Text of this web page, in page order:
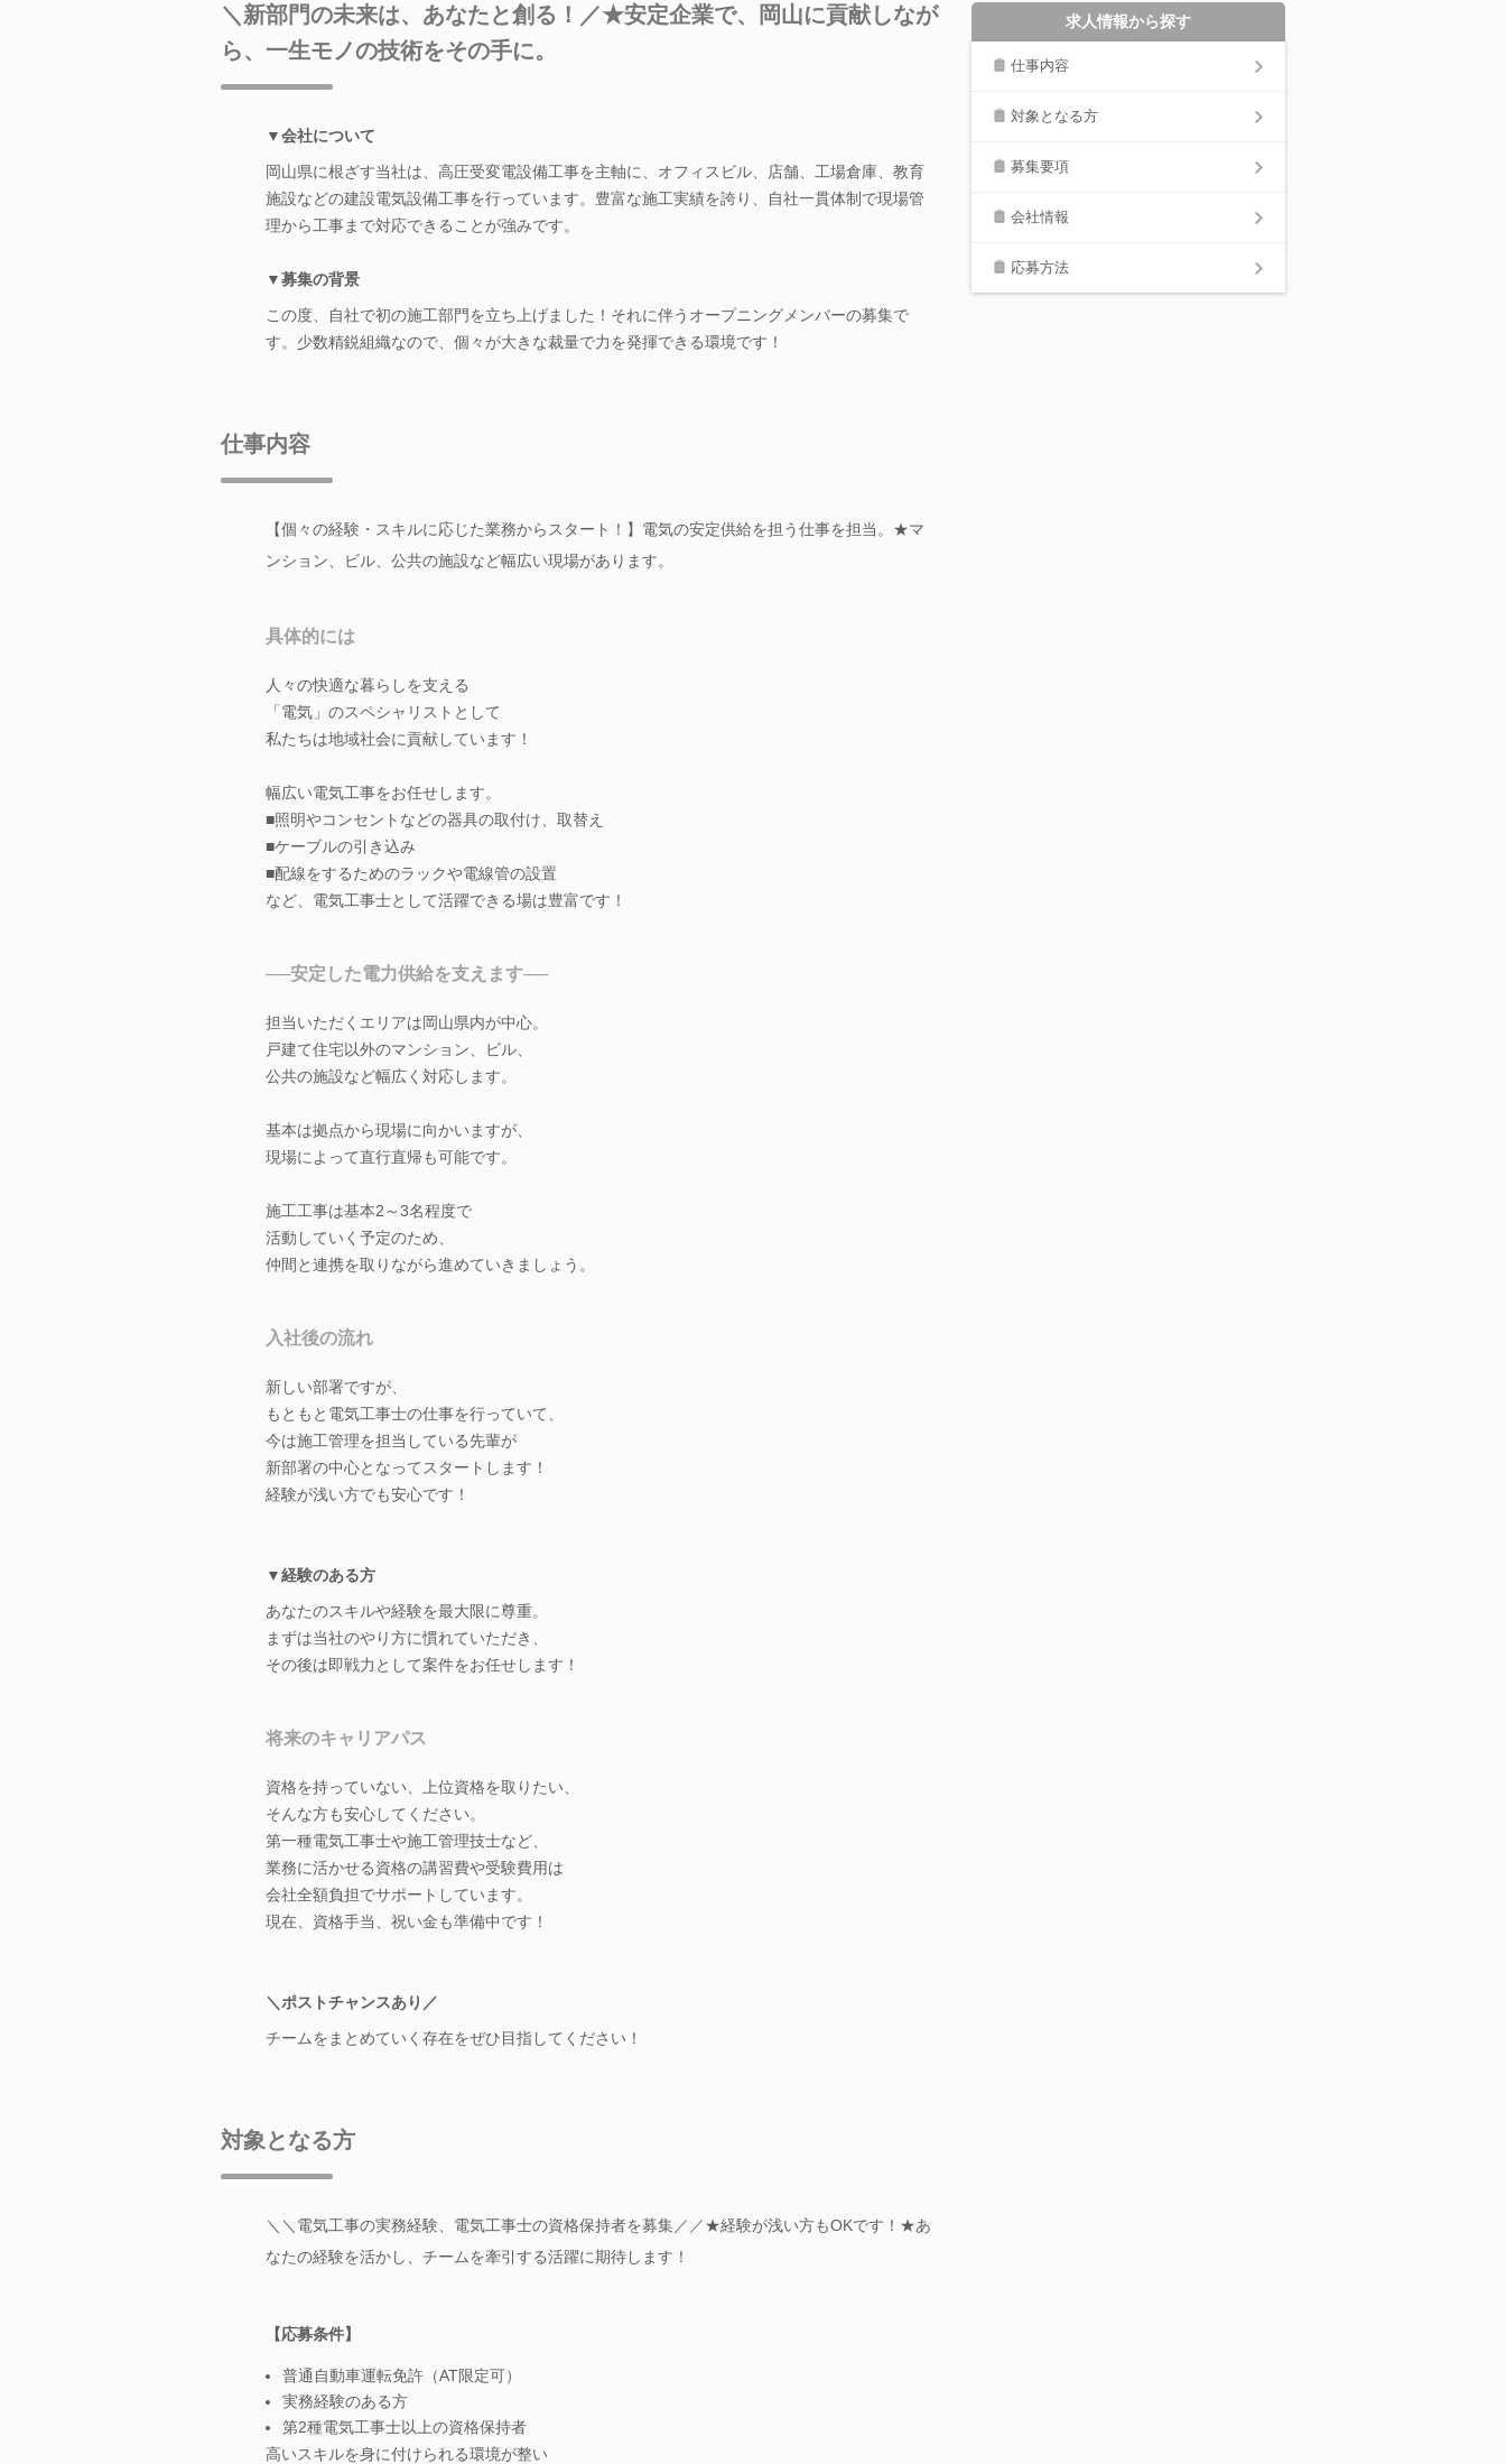
＼新部門の未来は、あなたと創る！／★安定企業で、岡山に貢献しなが
ら、一生モノの技術をその手に。
▼会社について
岡山県に根ざす当社は、高圧受変電設備工事を主軸に、オフィスビル、店舗、工場倉庫、教育
施設などの建設電気設備工事を行っています。豊富な施工実績を誇り、自社一貫体制で現場管
理から工事まで対応できることが強みです。
▼募集の背景
この度、自社で初の施工部門を立ち上げました！それに伴うオープニングメンバーの募集で
す。少数精鋭組織なので、個々が大きな裁量で力を発揮できる環境です！
仕事内容
【個々の経験・スキルに応じた業務からスタート！】電気の安定供給を担う仕事を担当。★マ
ンション、ビル、公共の施設など幅広い現場があります。
具体的には
人々の快適な暮らしを支える
「電気」のスペシャリストとして
私たちは地域社会に貢献しています！
幅広い電気工事をお任せします。
■照明やコンセントなどの器具の取付け、取替え
■ケーブルの引き込み
■配線をするためのラックや電線管の設置
など、電気工事士として活躍できる場は豊富です！
──安定した電力供給を支えます──
担当いただくエリアは岡山県内が中心。
戸建て住宅以外のマンション、ビル、
公共の施設など幅広く対応します。
基本は拠点から現場に向かいますが、
現場によって直行直帰も可能です。
施工工事は基本2～3名程度で
活動していく予定のため、
仲間と連携を取りながら進めていきましょう。
入社後の流れ
新しい部署ですが、
もともと電気工事士の仕事を行っていて、
今は施工管理を担当している先輩が
新部署の中心となってスタートします！
経験が浅い方でも安心です！
▼経験のある方
あなたのスキルや経験を最大限に尊重。
まずは当社のやり方に慣れていただき、
その後は即戦力として案件をお任せします！
将来のキャリアパス
資格を持っていない、上位資格を取りたい、
そんな方も安心してください。
第一種電気工事士や施工管理技士など、
業務に活かせる資格の講習費や受験費用は
会社全額負担でサポートしています。
現在、資格手当、祝い金も準備中です！
＼ポストチャンスあり／
チームをまとめていく存在をぜひ目指してください！
対象となる方
＼＼電気工事の実務経験、電気工事士の資格保持者を募集／／★経験が浅い方もOKです！★あ
なたの経験を活かし、チームを牽引する活躍に期待します！
【応募条件】
普通自動車運転免許（AT限定可）
実務経験のある方
第2種電気工事士以上の資格保持者
高いスキルを身に付けられる環境が整い
求人情報から探す
仕事内容
対象となる方
募集要項
会社情報
応募方法